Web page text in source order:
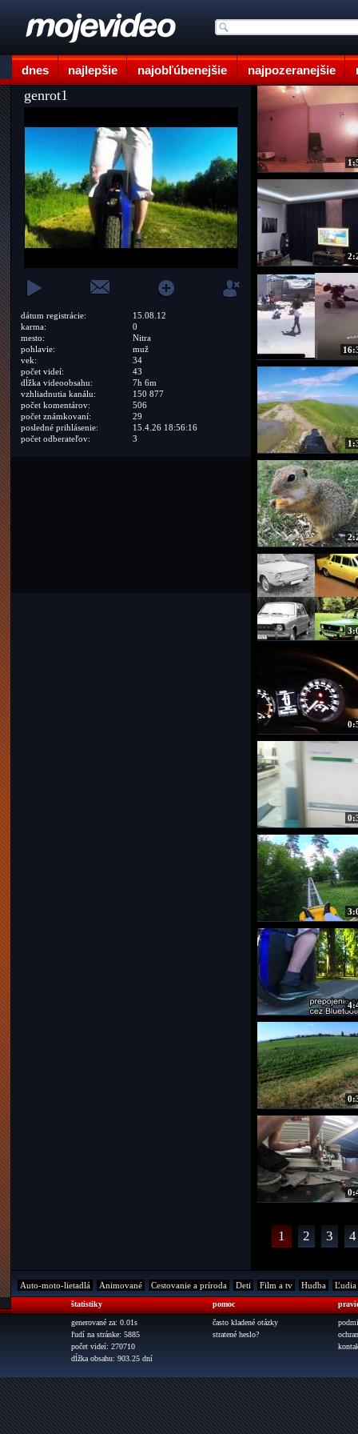
dnes najlepšie najobľúbenejšie najpozeranejšie
genrot1
dátum registrácie:
15.08.12
karma:
0
mesto:
Nitra
pohlavie:
muž
vek:
34
počet videí:
43
dĺžka videoobsahu:
7h 6m
vzhliadnutia kanálu:
150 877
počet komentárov:
506
počet známkovaní:
29
posledné prihlásenie:
15.4.26 18:56:16
počet odberateľov:
3
1 2 3 4
Auto-moto-lietadlá Animované Cestovanie a príroda Deti Film a tv Hudba Ľudia
štatistiky
generované za: 0.01s
ľudí na stránke: 5885
počet videí: 270710
dĺžka obsahu: 903.25 dní
pomoc
často kladené otázky
stratené heslo?